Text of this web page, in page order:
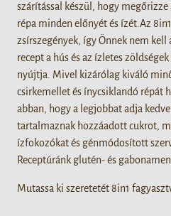
szárítással készül, hogy megőrizze
répa minden előnyét és ízét.Az
zsírszegények, így Önnek nem kell
recept a hús és az ízletes
nyújtja. Mivel kizárólag kiváló
csirkemellet és ínycsiklandó répát
abban, hogy a legjobbat adja
tartalmaznak hozzáadott cukrot,
ízfokozókat és génmódosított
Receptúránk glutén- és
Mutassa ki szeretetét 8in1